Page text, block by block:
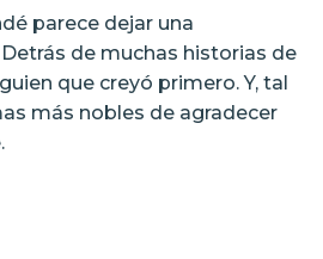
parece dejar una
de muchas historias de
que creyó primero. Y, tal
más nobles de agradecer